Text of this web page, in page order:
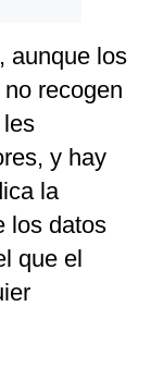
aunque los
recogen
y hay
la
los datos
que el